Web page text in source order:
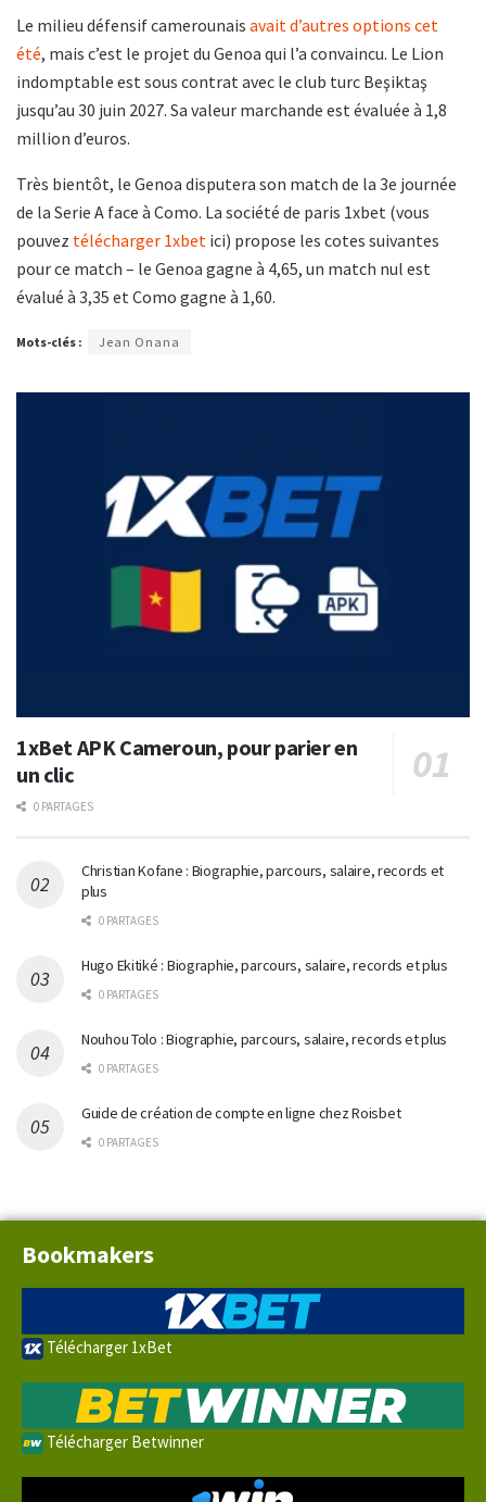
Le milieu défensif camerounais avait d’autres options cet
été, mais c’est le projet du Genoa qui l’a convaincu. Le Lion
indomptable est sous contrat avec le club turc Beşiktaş
jusqu’au 30 juin 2027. Sa valeur marchande est évaluée à 1,8
million d’euros.
Très bientôt, le Genoa disputera son match de la 3e journée
de la Serie A face à Como. La société de paris 1xbet (vous
pouvez télécharger 1xbet ici) propose les cotes suivantes
pour ce match – le Genoa gagne à 4,65, un match nul est
évalué à 3,35 et Como gagne à 1,60.
Mots-clés : Jean Onana
1xBet APK Cameroun, pour parier en
un clic
0 PARTAGES
Christian Kofane : Biographie, parcours, salaire, records et
plus
0 PARTAGES
Hugo Ekitiké : Biographie, parcours, salaire, records et plus
0 PARTAGES
Nouhou Tolo : Biographie, parcours, salaire, records et plus
0 PARTAGES
Guide de création de compte en ligne chez Roisbet
0 PARTAGES
Bookmakers
Télécharger 1xBet
Télécharger Betwinner